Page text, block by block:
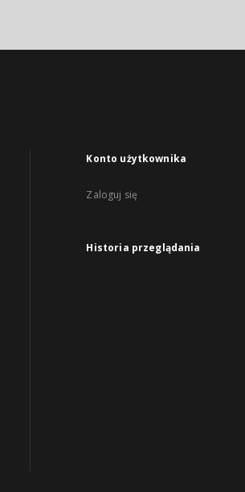
Konto użytkownika
Zaloguj się
Historia przeglądania